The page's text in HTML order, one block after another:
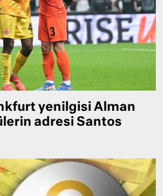
yenilgisi Alman
adresi Santos